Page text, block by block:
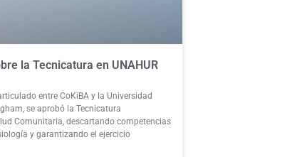
la Tecnicatura en UNAHUR
entre CoKiBA y la Universidad
se aprobó la Tecnicatura
Comunitaria, descartando competencias
y garantizando el ejercicio